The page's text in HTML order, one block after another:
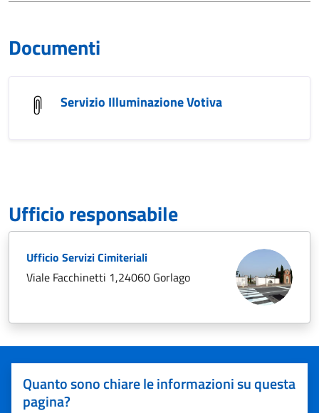
Documenti
Servizio Illuminazione Votiva
Ufficio responsabile
Ufficio Servizi Cimiteriali
Viale Facchinetti 1,24060 Gorlago
Quanto sono chiare le informazioni su questa
pagina?